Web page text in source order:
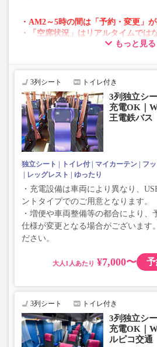
・AM2～5時の間は「予約・変更」が
・「空席状況」はリアルタイムでは
ない場合がございます。
する場合がございます。
・車両は予告なく変更となる場合が
で、あらかじめご了承ください。
もっと見る
3列シート トイレ付き
3列独立シ
充電OK｜
王電鉄バス
独立シート トイレ付 マイカーテン フ
レッグレスト
ゆったり
・充電設備は車両により異なり、
ントタイプでのご用意となります。
・増便や車両整備等の都合により、
仕様が変更となる場合がございます
ださい。
大人 ¥7,000〜
3列シート トイレ付き
3列独立シ
充電OK｜
ルピコ交